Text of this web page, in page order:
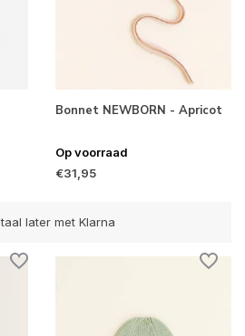
Bonnet NEWBORN - Apricot
Op voorraad
€31,95
later met Klarna